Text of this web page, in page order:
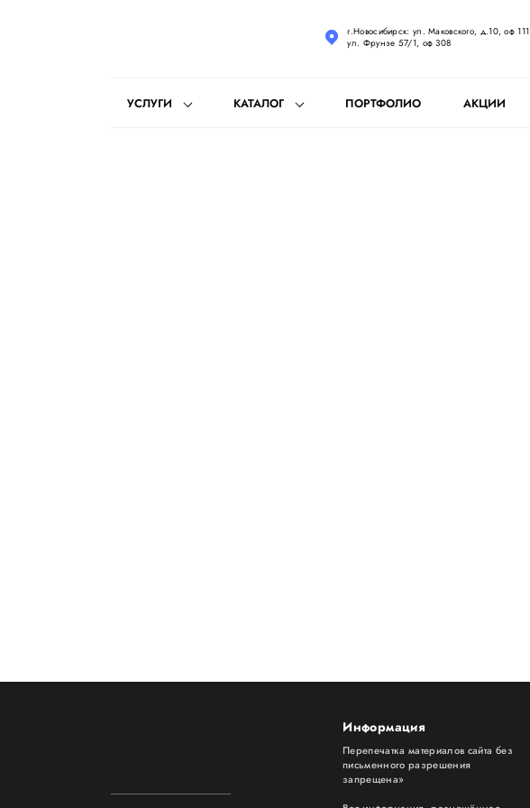
г.Новосибирск: ул. Маковского, д.10, оф 111
ул. Фрунзе 57/1, оф 308
УСЛУГИ КАТАЛОГ ПОРТФОЛИО АКЦИИ
Информация
Перепечатка материалов сайта без
письменного разрешения
запрещена»